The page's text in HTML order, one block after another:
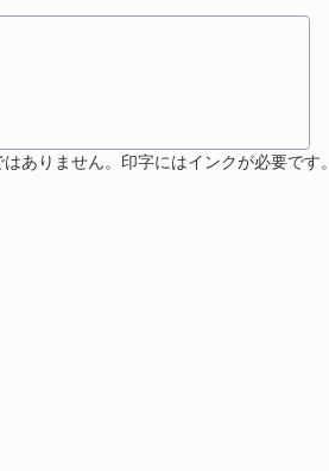
ありません。印字にはインクが必要です。